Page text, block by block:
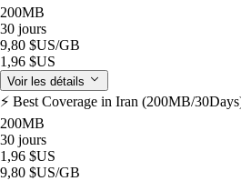
200MB
30 jours
9,80 $US/GB
1,96 $US
Voir les détails
⚡️ Best Coverage in Iran (200MB/
200MB
30 jours
1,96 $US
9,80 $US/GB